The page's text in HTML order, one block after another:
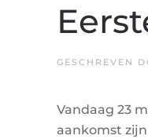
GESCHREVEN
Vandaag 23
aankomst